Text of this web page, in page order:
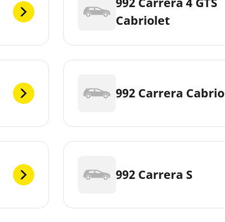
Cabriolet
992 Carrera Cabrio
992 Carrera S